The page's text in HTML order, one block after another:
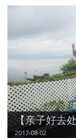
【亲子好去
2017-08-02